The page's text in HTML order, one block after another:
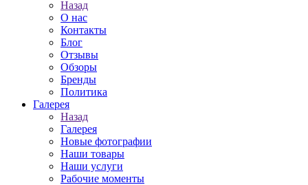
Назад
О нас
Контакты
Блог
Отзывы
Обзоры
Бренды
Политика
Галерея
Назад
Галерея
Новые фотографии
Наши товары
Наши услуги
Рабочие моменты